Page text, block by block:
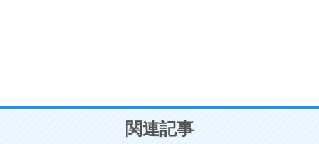
ことが大切。
関連記事